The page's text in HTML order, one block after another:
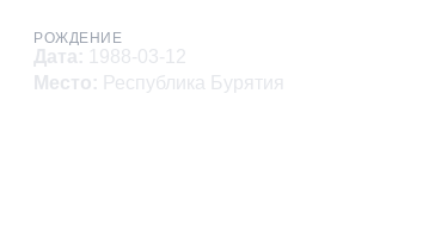
РОЖДЕНИЕ
Дата: 1988-03-12
Место: Республика Бурятия